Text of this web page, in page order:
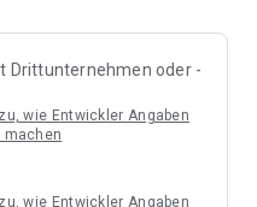
& Freunden
Drittunternehmen oder -
wie Entwickler Angaben
machen
wie Entwickler Angaben